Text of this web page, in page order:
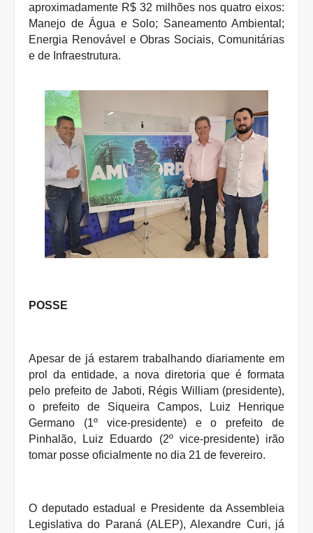
aproximadamente R$ 32 milhões nos quatro eixos:
Manejo de Água e Solo; Saneamento Ambiental;
Energia Renovável e Obras Sociais, Comunitárias
e de Infraestrutura.
POSSE
Apesar de já estarem trabalhando diariamente em
prol da entidade, a nova diretoria que é formata
pelo prefeito de Jaboti, Régis William (presidente),
o prefeito de Siqueira Campos, Luiz Henrique
Germano (1º vice-presidente) e o prefeito de
Pinhalão, Luiz Eduardo (2º vice-presidente) irão
tomar posse oficialmente no dia 21 de fevereiro.
O deputado estadual e Presidente da Assembleia
Legislativa do Paraná (ALEP), Alexandre Curi, já